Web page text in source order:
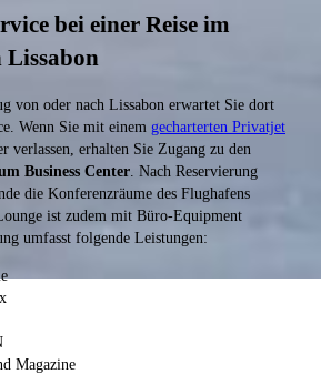
bei einer Reise im
von oder nach Lissabon erwartet Sie dort
Wenn Sie mit einem gecharterten Privatjet
verlassen, erhalten Sie Zugang zu den
Business Center . Nach Reservierung
die Konferenzräume des Flughafens
ist zudem mit Büro-Equipment
umfasst folgende Leistungen:
Magazine